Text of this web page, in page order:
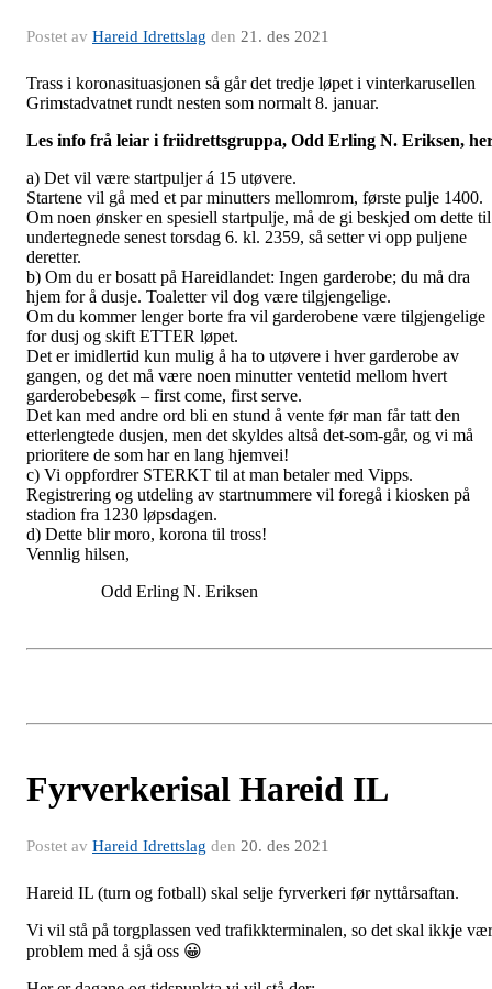
Postet av Hareid Idrettslag den 21. des 2021
Trass i koronasituasjonen så går det tredje løpet i vinterkarusellen
Grimstadvatnet rundt nesten som normalt 8. januar.
Les info frå leiar i friidrettsgruppa, Odd Erling N. Eriksen,
a) Det vil være startpuljer á 15 utøvere.
Startene vil gå med et par minutters mellomrom, første pulje 1400.
Om noen ønsker en spesiell startpulje, må de gi beskjed om dette til
undertegnede senest torsdag 6. kl. 2359, så setter vi opp puljene
deretter.
b) Om du er bosatt på Hareidlandet: Ingen garderobe; du må dra
hjem for å dusje. Toaletter vil dog være tilgjengelige.
Om du kommer lenger borte fra vil garderobene være tilgjengelige
for dusj og skift ETTER løpet.
Det er imidlertid kun mulig å ha to utøvere i hver garderobe av
gangen, og det må være noen minutter ventetid mellom hvert
garderobebesøk – first come, first serve.
Det kan med andre ord bli en stund å vente før man får tatt den
etterlengtede dusjen, men det skyldes altså det-som-går, og vi må
prioritere de som har en lang hjemvei!
c) Vi oppfordrer STERKT til at man betaler med Vipps.
Registrering og utdeling av startnummere vil foregå i kiosken på
stadion fra 1230 løpsdagen.
d) Dette blir moro, korona til tross!
Vennlig hilsen,
Odd Erling N. Eriksen
Fyrverkerisal Hareid IL
Postet av Hareid Idrettslag den 20. des 2021
Hareid IL (turn og fotball) skal selje fyrverkeri før nyttårsaftan.
Vi vil stå på torgplassen ved trafikkterminalen, so det skal ikkje
problem med å sjå oss 😀